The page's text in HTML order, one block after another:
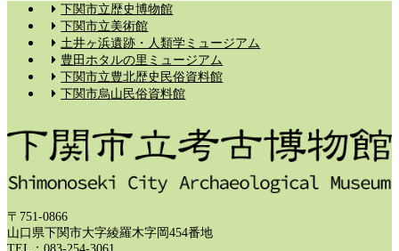
下関市立歴史博物館
下関市立美術館
土井ヶ浜遺跡・人類学ミュージアム
豊田ホタルの里ミュージアム
下関市立豊北歴史民俗資料館
下関市烏山民俗資料館
〒751-0866
山口県下関市大字綾羅木字岡454番地